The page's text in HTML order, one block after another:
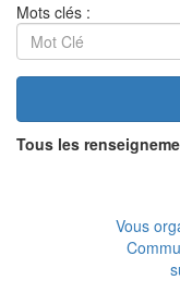
Mots clés :
Tous les
Vous